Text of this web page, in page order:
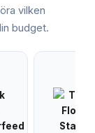
vilken
budget.